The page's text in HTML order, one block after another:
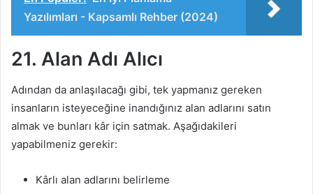
Yazılımları - Kapsamlı Rehber (2024)
21. Alan Adı Alıcı
Adından da anlaşılacağı gibi, tek yapmanız gereken
insanların isteyeceğine inandığınız alan adlarını satın
almak ve bunları kâr için satmak. Aşağıdakileri
yapabilmeniz gerekir:
Kârlı alan adlarını belirleme